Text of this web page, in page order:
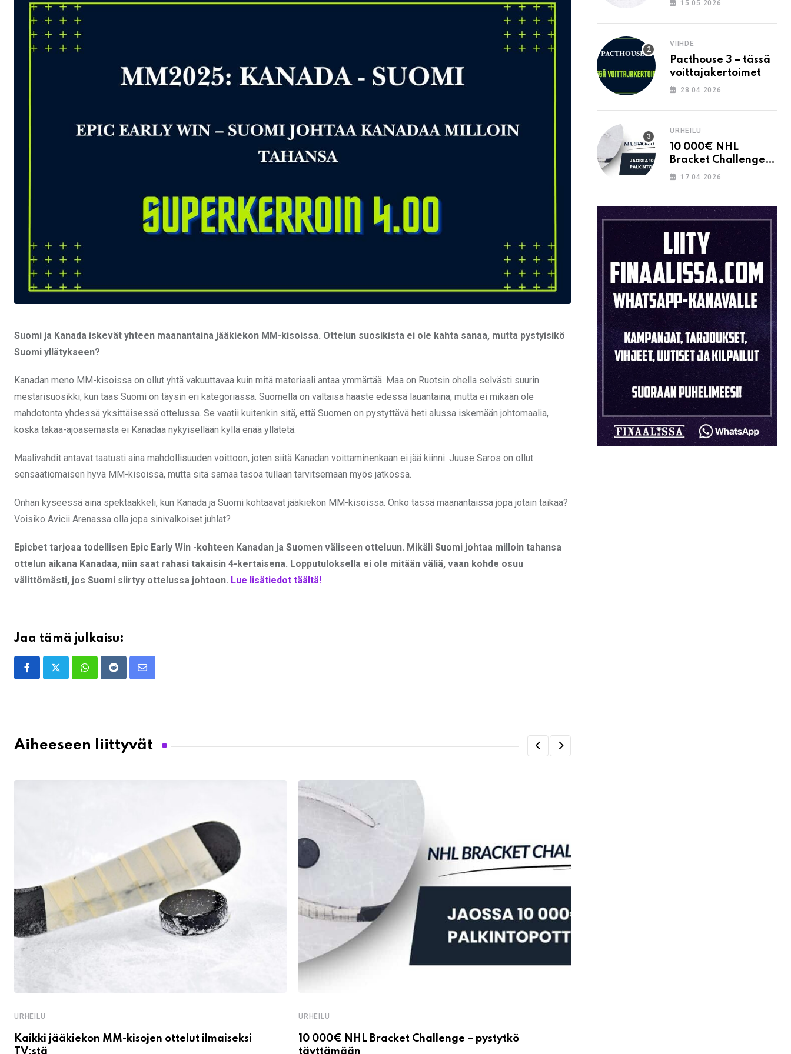
Suomi ja Kanada iskevät yhteen maanantaina jääkiekon MM-kisoissa. Ottelun suosikista ei ole kahta sanaa, mutta pystyisikö
Suomi yllätykseen?
Kanadan meno MM-kisoissa on ollut yhtä vakuuttavaa kuin mitä materiaali antaa ymmärtää. Maa on Ruotsin ohella selvästi suurin
mestarisuosikki, kun taas Suomi on täysin eri kategoriassa. Suomella on valtaisa haaste edessä lauantaina, mutta ei mikään ole
mahdotonta yhdessä yksittäisessä ottelussa. Se vaatii kuitenkin sitä, että Suomen on pystyttävä heti alussa iskemään johtomaalia,
koska takaa-ajoasemasta ei Kanadaa nykyisellään kyllä enää yllätetä.
Maalivahdit antavat taatusti aina mahdollisuuden voittoon, joten siitä Kanadan voittaminenkaan ei jää kiinni. Juuse Saros on ollut
sensaatiomaisen hyvä MM-kisoissa, mutta sitä samaa tasoa tullaan tarvitsemaan myös jatkossa.
Onhan kyseessä aina spektaakkeli, kun Kanada ja Suomi kohtaavat jääkiekon MM-kisoissa. Onko tässä maanantaissa jopa jotain taikaa?
Voisiko Avicii Arenassa olla jopa sinivalkoiset juhlat?
Epicbet tarjoaa todellisen Epic Early Win -kohteen Kanadan ja Suomen väliseen otteluun. Mikäli Suomi johtaa milloin tahansa
ottelun aikana Kanadaa, niin saat rahasi takaisin 4-kertaisena. Lopputuloksella ei ole mitään väliä, vaan kohde osuu
välittömästi, jos Suomi siirtyy ottelussa johtoon. Lue lisätiedot täältä!
Jaa tämä julkaisu:
WhatsappRedditShare
Aiheeseen liittyvät
URHEILU
Kaikki jääkiekon MM-kisojen ottelut ilmaiseksi
TV:stä
URHEILU
10 000€ NHL Bracket Challenge – pystytkö
täyttämään
15.05.2026
VIIHDE
Pacthouse 3 – tässä
voittajakertoimet
28.04.2026
URHEILU
10 000€ NHL
Bracket Challenge –
pystytkö
17.04.2026